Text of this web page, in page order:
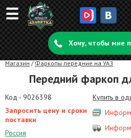
☰
Хочу, чтобы мне
Магазин / Фаркопы передние на УАЗ
Передний фаркоп
Код - 9026398
Запросить цену и сроки
поставки
Россия
Купить в